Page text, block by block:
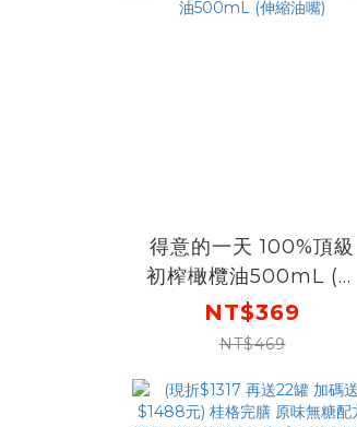
得意的一天 100%頂級
初榨橄欖油500mL (伸
縮油嘴)
NT$369
NT$469